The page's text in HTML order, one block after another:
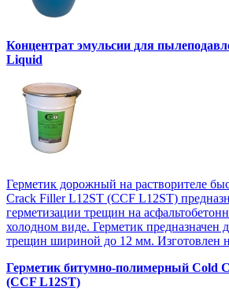
Концентрат эмульсии для
Liquid
Герметик дорожный на растворителе
Crack Filler L12SТ (CCF L12SТ)
герметизации трещин на
холодном виде. Герметик предназначен
трещин шириной до 12 мм. Изготовлен
Герметик битумно-полимерный Cold
(CCF L12SТ)